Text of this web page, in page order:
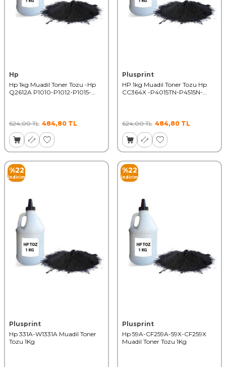
Hp
Hp 1kg Muadil Toner Tozu -Hp
Q2612A P1010-P1012-P1015-
624,00TL 484,80 TL
Plusprint
HP 1kg Muadil Toner Tozu Hp
CC364X -P4015TN-P4515N-
624,00TL 484,80 TL
%22
İndirim
Plusprint
Hp 331A-W1331A Muadil Toner
Tozu 1Kg
%22
İndirim
Plusprint
Hp 59A-CF259A-59X-CF259X
Muadil Toner Tozu 1Kg